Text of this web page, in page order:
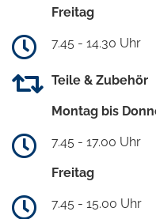
Freitag
7.45 - 14.30 Uhr
Teile & Zubehör
Montag bis
7.45 - 17.00 Uhr
Freitag
7.45 - 15.00 Uhr